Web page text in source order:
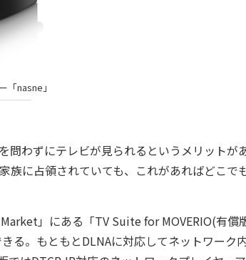
「nasne」
わずにテレビが見られるというメリットがあ
族に占領されていても、これがあればどこで
」にある「TV Suite for MOVERIO(有償
る。もともとDLNAに対応してネットワーク